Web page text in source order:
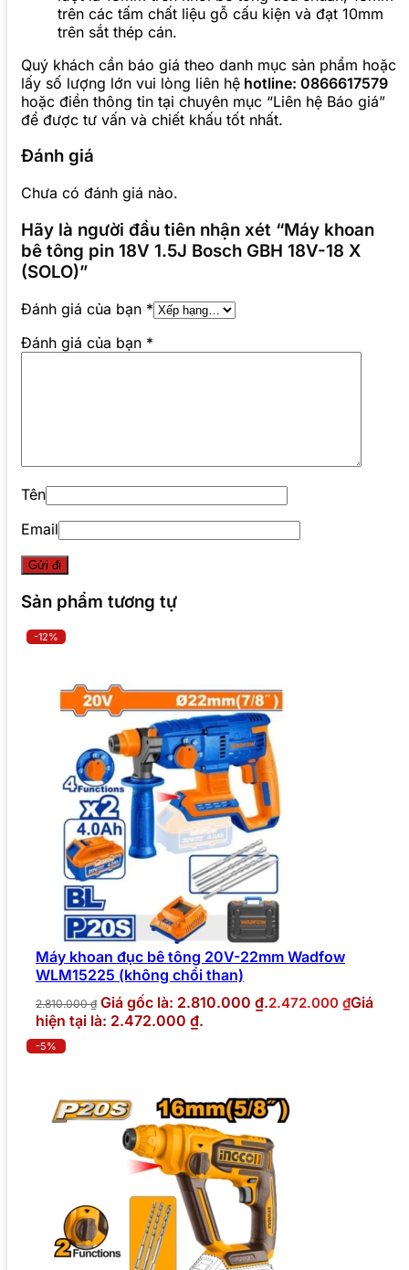
trên các tấm chất liệu gỗ cấu kiện và đạt 10mm
trên sắt thép cán.
Quý khách cần báo giá theo danh mục sản phẩm hoặc
lấy số lượng lớn vui lòng liên hệ hotline: 0866617579
hoặc điền thông tin tại chuyên mục “Liên hệ Báo giá”
để được tư vấn và chiết khấu tốt nhất.
Đánh giá
Chưa có đánh giá nào.
Hãy là người đầu tiên nhận xét “Máy khoan
bê tông pin 18V 1.5J Bosch GBH 18V-18 X
(SOLO)”
Đánh giá của bạn *
Đánh giá của bạn *
Tên
Email
Sản phẩm tương tự
-12%
Máy khoan đục bê tông 20V-22mm Wadfow
WLM15225 (không chổi than)
2.810.000₫ Giá gốc là: 2.810.000 ₫.2.472.000 ₫Giá
hiện tại là: 2.472.000 ₫.
-5%